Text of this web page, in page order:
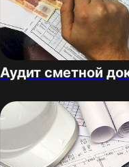
Аудит сметной